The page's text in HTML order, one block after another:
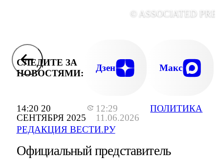
14:20 20
СЕНТЯБРЯ 2025
12:29
11.06.2026
РЕДАКЦИЯ ВЕСТИ.РУ
ПОЛИТИКА
© ASSOCIATED
СЛЕДИТЕ ЗА
НОВОСТЯМИ:
Дзен Макс
Официальный представитель